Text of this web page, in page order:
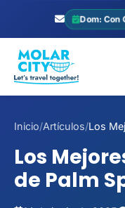
Dom: Con
Inicio/Artículos/Los
Los
de Palm